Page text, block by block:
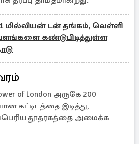
மில்லியன் டன் தங்கம், வெள்ளி
கண்டுபிடித்துள்ள
of London அருகே 200
கட்டிடத்தை இடித்து,
தூதரகத்தை அமைக்க